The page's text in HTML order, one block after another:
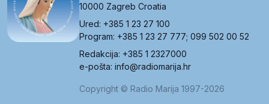
10000 Zagreb Croatia
Ured: +385 1 23 27 100
Program: +385 1 23 27 777; 099 502 00 52
Redakcija: +385 1 2327000
e-pošta: info@radiomarija.hr
Copyright © Radio Marija 1997-2026